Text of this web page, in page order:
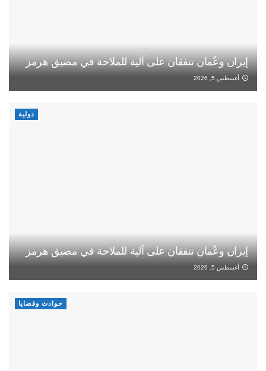
إيران وعُمان تتفقان على آلية للملاحة في مضيق هرمز
أغسطس 5, 2026
دولية
إيران وعُمان تتفقان على آلية للملاحة في مضيق هرمز
أغسطس 5, 2026
حوادث وقضايا